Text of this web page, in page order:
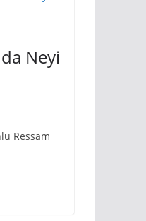
Neyi
Ressam